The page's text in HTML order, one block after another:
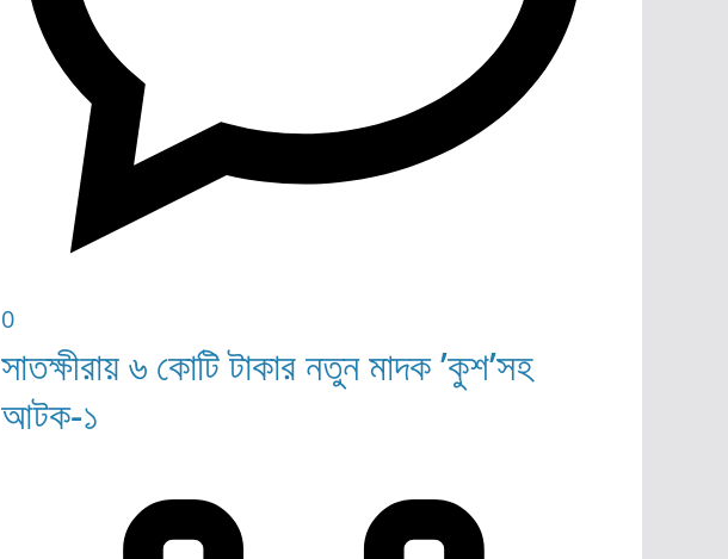
0
সাতক্ষীরায় ৬ কোটি টাকার নতুন মাদক ’কুশ’সহ
আটক-১